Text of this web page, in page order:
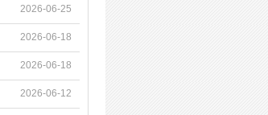
2026-06-25
2026-06-18
2026-06-18
2026-06-12